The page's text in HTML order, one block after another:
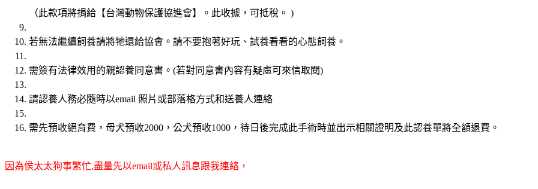
（此款項將捐給【台灣動物保護協進會】。此收據，可抵稅。 )
若無法繼續飼養請將牠還給協會。請不要抱著好玩、試養看看的心態飼養。
需簽有法律效用的親認養同意書。(若對同意書內容有疑慮可來信取閱)
請認養人務必隨時以email 照片或部落格方式和送養人連絡
需先預收絕育費，母犬預收2000，公犬預收1000，待日後完成此手術時並出示相關證明及此認養單將全額退費。
因為侯太太狗事繁忙,盡量先以email或私人訊息跟我連絡，